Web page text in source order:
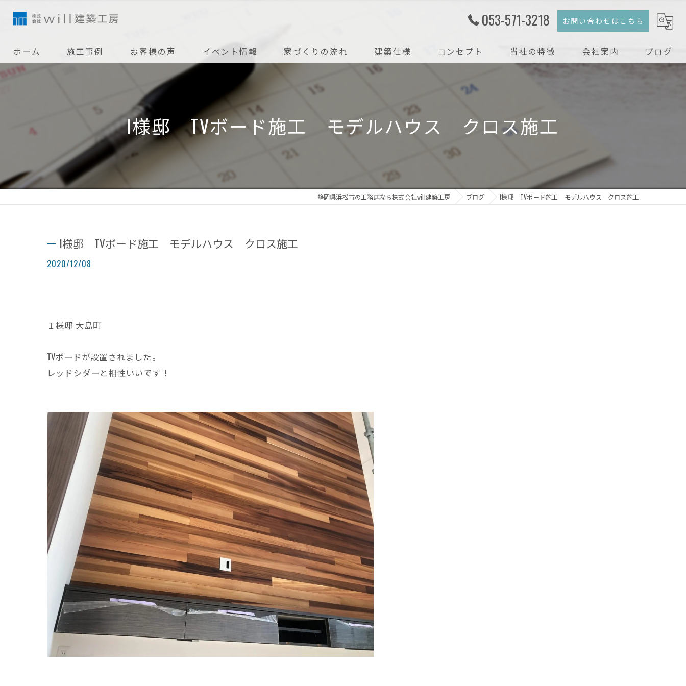
053-571-3218 お問い合わせはこちら
ホーム 施工事例 お客様の声 イベント情報 家づくりの流れ
アフターメンテナンス
建築仕様 コンセプト 当社の特徴
戸建て
リノベーション
会社案内 ブログ
I様邸 TVボード施工 モデルハウス クロス施工
静岡県浜松市の工務店なら株式会社will建築工房 ブログ I様邸 TVボード施工 モデルハウス クロス施工
I様邸 TVボード施工 モデルハウス クロス施工
2020/12/08
Ｉ様邸 大島町
TVボードが設置されました。
レッドシダーと相性いいです！